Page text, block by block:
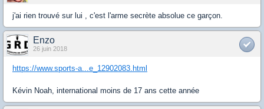
j'ai rien trouvé sur lui , c'est l'arme secrète absolue ce garçon.
Enzo
26 juin 2018
https://www.sports-a...e_12902083.html
Kévin Noah, international moins de 17 ans cette année